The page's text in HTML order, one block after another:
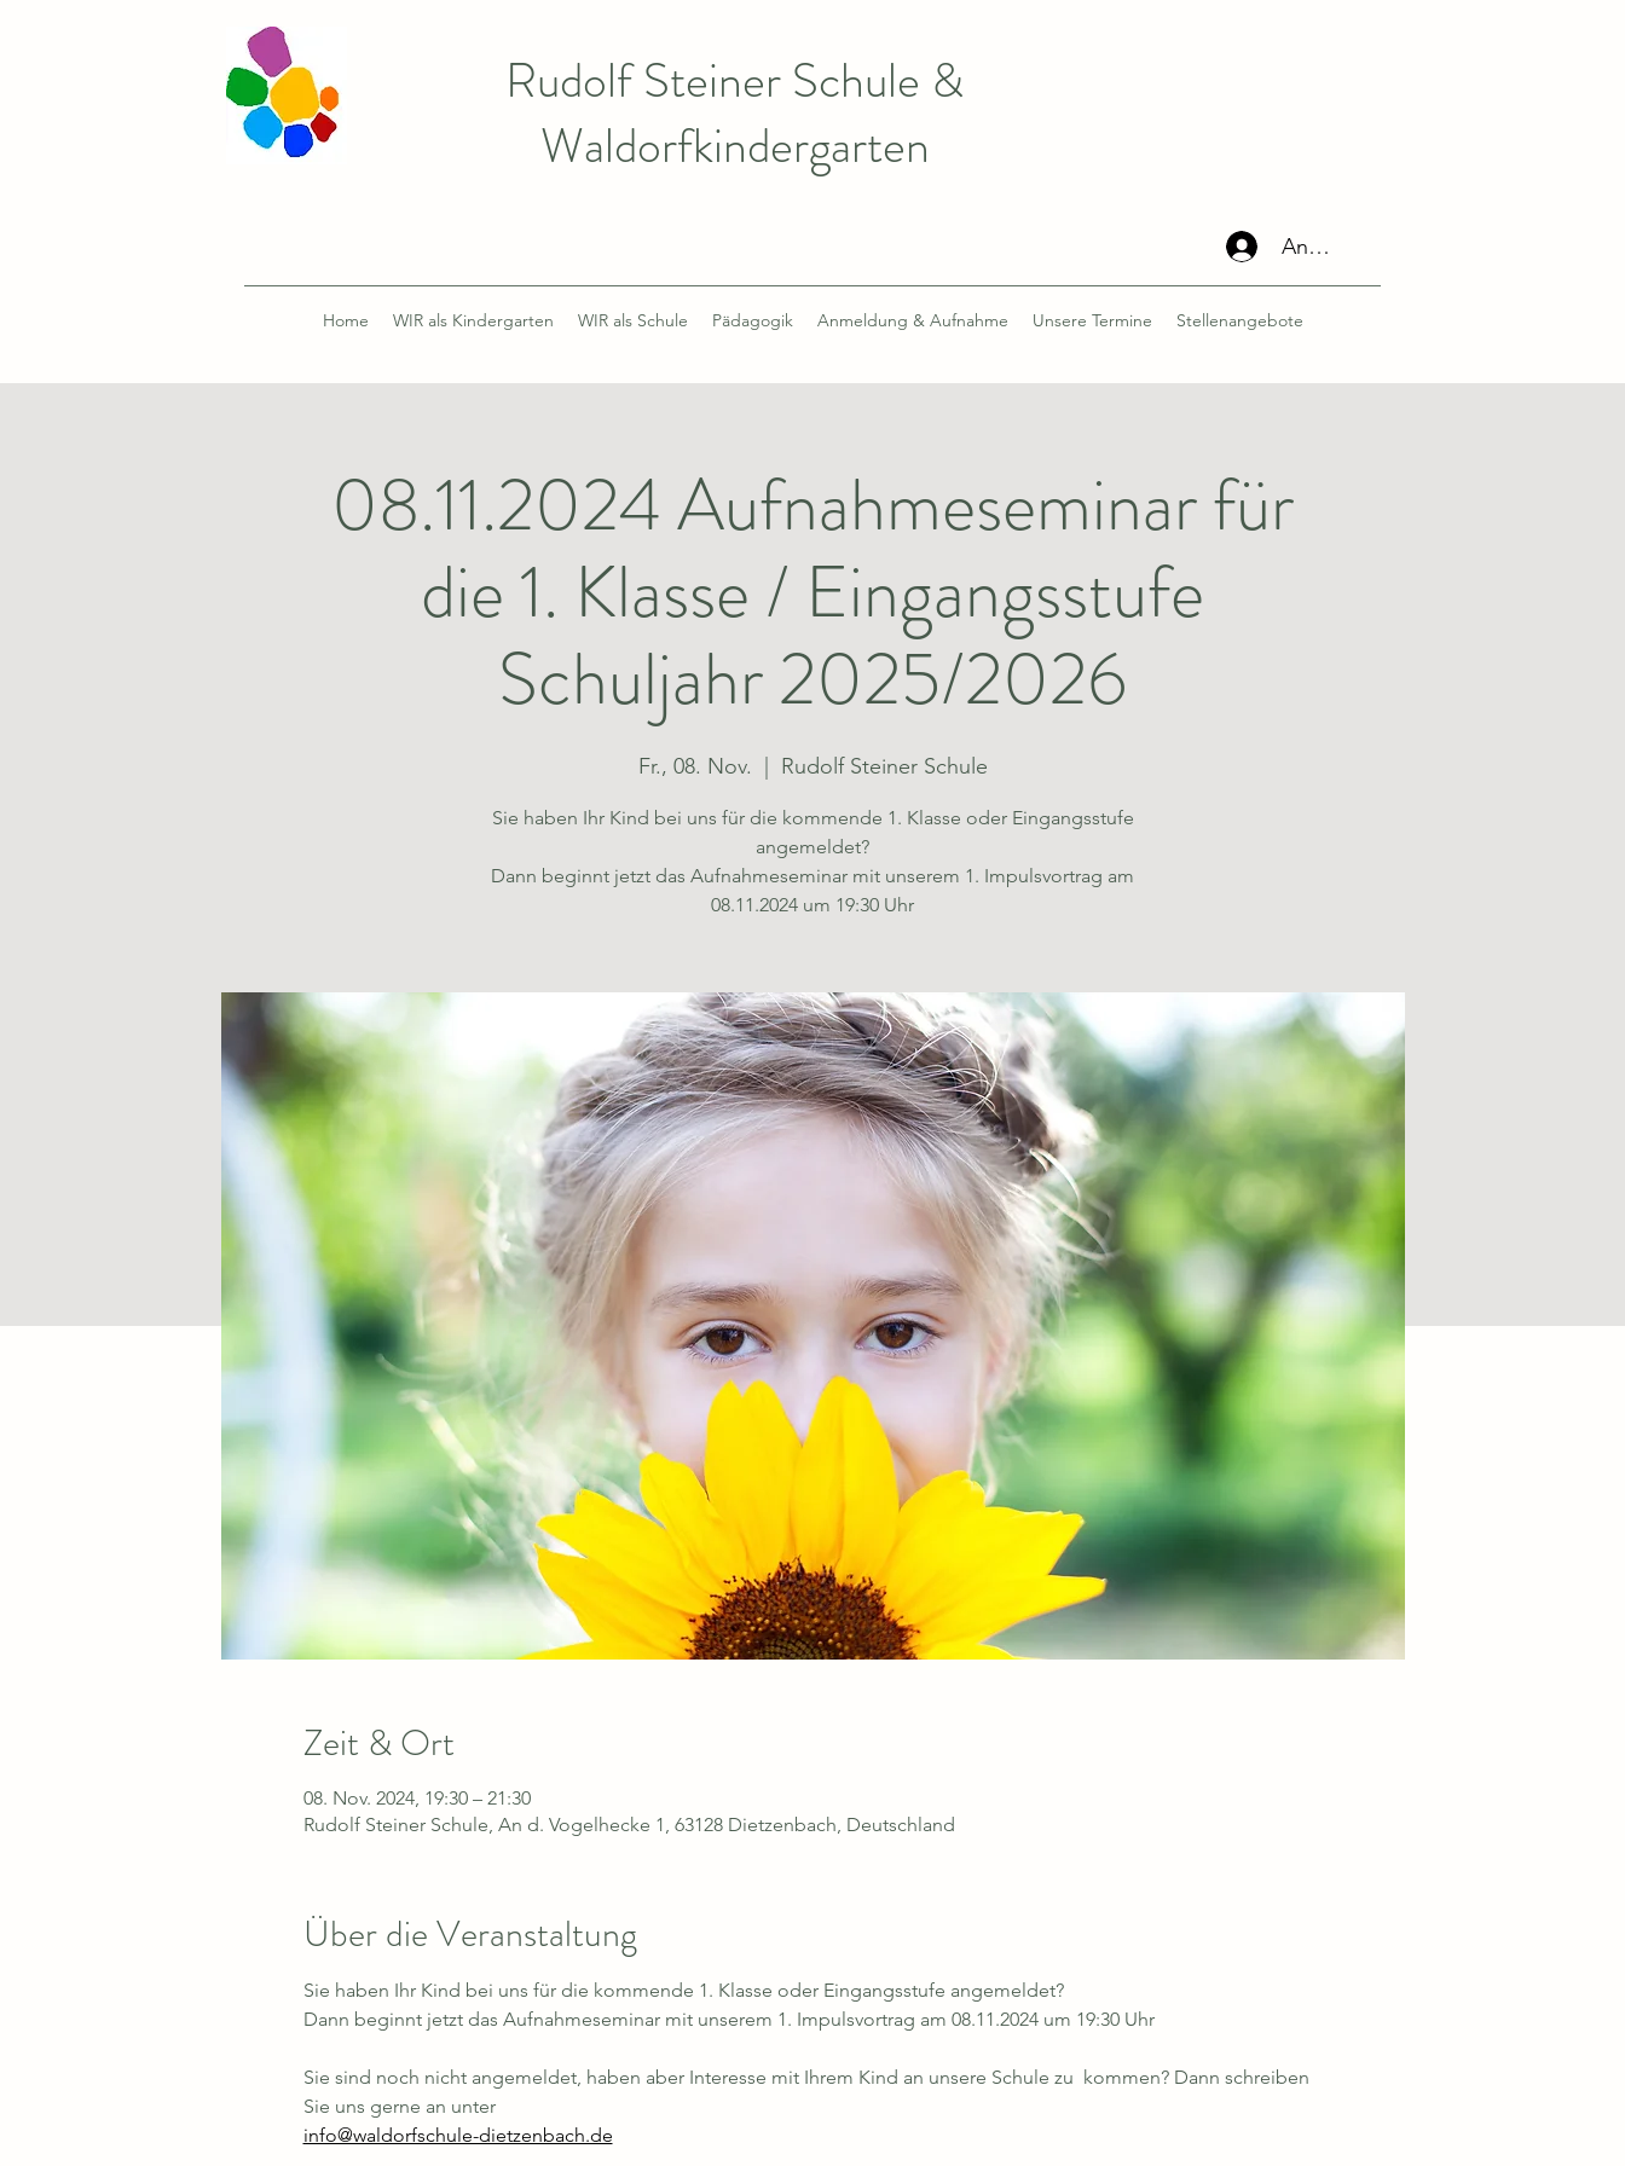
Rudolf Steiner Schule &
Waldorfkindergarten
Anmelden
Home WIR als Kindergarten WIR als Schule Pädagogik Anmeldung & Aufnahme Unsere Termine Stellenangebote
08.11.2024 Aufnahmeseminar für
die 1. Klasse / Eingangsstufe
Schuljahr 2025/2026
Fr., 08. Nov. Rudolf Steiner Schule
Sie haben Ihr Kind bei uns für die kommende 1. Klasse oder Eingangsstufe
angemeldet?
Dann beginnt jetzt das Aufnahmeseminar mit unserem 1. Impulsvortrag am
08.11.2024 um 19:30 Uhr
Zeit & Ort
08. Nov. 2024, 19:30 – 21:30
Rudolf Steiner Schule, An d. Vogelhecke 1, 63128 Dietzenbach, Deutschland
Über die Veranstaltung
Sie haben Ihr Kind bei uns für die kommende 1. Klasse oder Eingangsstufe angemeldet?
Dann beginnt jetzt das Aufnahmeseminar mit unserem 1. Impulsvortrag am 08.11.2024 um 19:30 Uhr
Sie sind noch nicht angemeldet, haben aber Interesse mit Ihrem Kind an unsere Schule zu  kommen? Dann schreiben
Sie uns gerne an unter
info@waldorfschule-dietzenbach.de